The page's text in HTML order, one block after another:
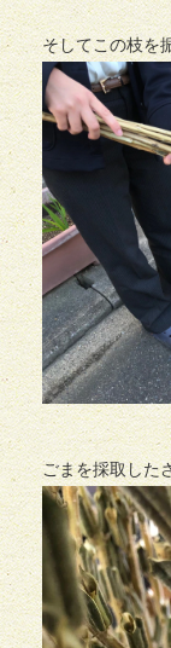
そしてこの枝を
ごまを採取した